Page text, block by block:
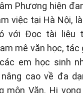
Phương hiện
việc tại Hà Nội,
với Đọc tài liệu
mê văn học, tác
em học sinh
cao về đa
môn Văn. Hi